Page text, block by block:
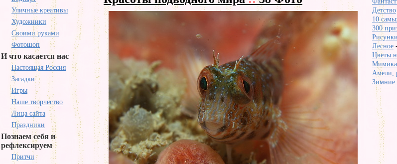
Уличные креативы
Художники
Своими руками
Фотошоп
И что касается нас
Настоящая Россия
Загадки
Игры
Наше творчество
Лица сайта
Праздники
Познаем себя и
рефлексируем
Притчи
Детство
10
300
Лесное
Цветы
Мимика
Амели,
Зимние